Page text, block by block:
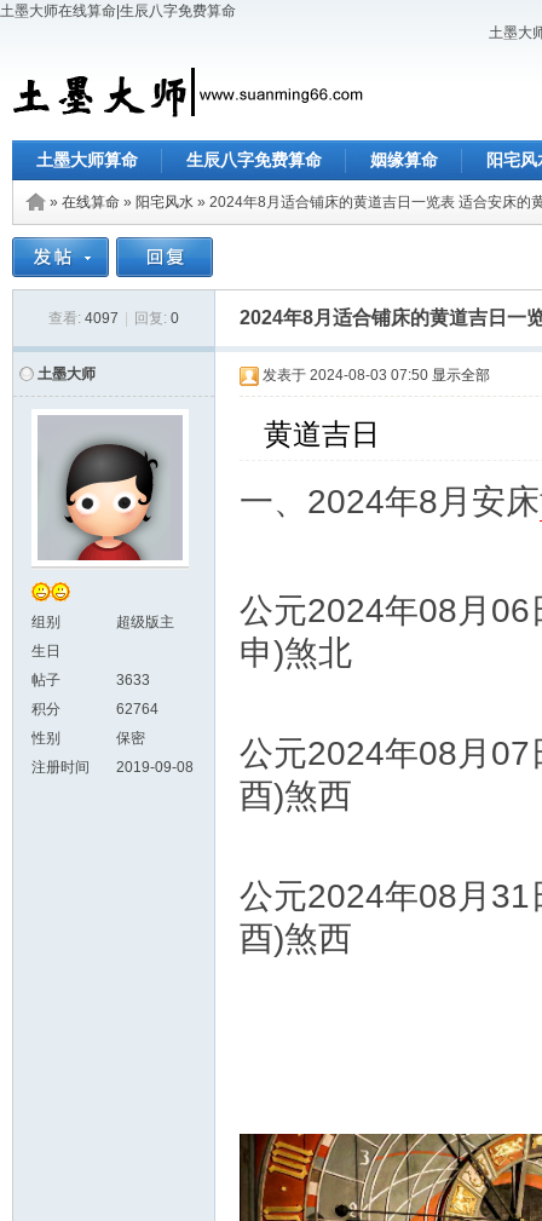
土墨大师在线算命|生辰八字免费算命
土墨大
土墨大师算命 生辰八字免费算命 姻缘算命 阳宅风
» 在线算命 » 阳宅风水 » 2024年8月适合铺床的黄道吉日一览表 适合安床的
查看: 4097 回复: 0 2024年8月适合铺床的黄道吉日一
土墨大师
组别
超级版主
生日
帖子
3633
积分
62764
性别
保密
注册时间
2019-09-08
发表于 2024-08-03 07:50 显示全部
黄道吉日
一、2024年8月安床
公元2024年08月06
申)煞北
公元2024年08月07
酉)煞西
公元2024年08月31
酉)煞西